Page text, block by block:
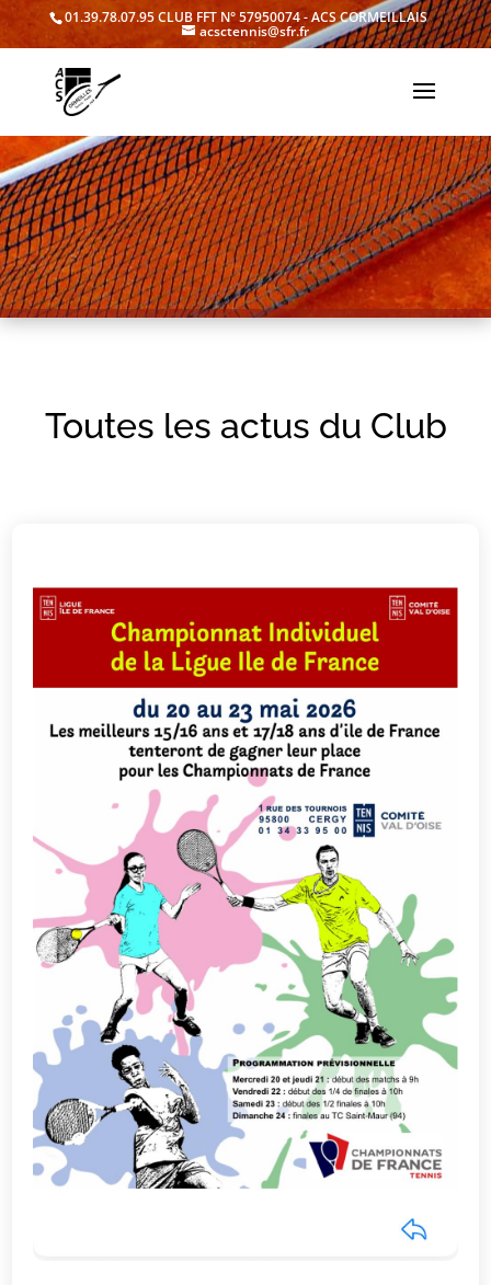
01.39.78.07.95CLUB FFT N° 57950074 - ACS CORMEILLAIS
acsctennis@sfr.fr
Toutes les actus du Club